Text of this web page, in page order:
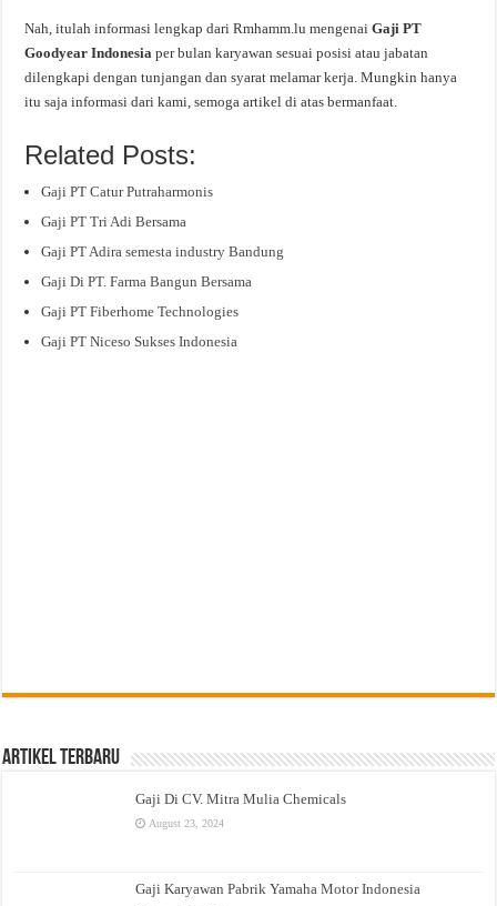
Nah, itulah informasi lengkap dari Rmhamm.lu mengenaiGaji PT
Goodyear Indonesiaper bulan karyawan sesuai posisi atau jabatan
dilengkapi dengan tunjangan dan syarat melamar kerja. Mungkin hanya
itu saja informasi dari kami, semoga artikel di atas bermanfaat.
Related Posts:
Gaji PT Catur Putraharmonis
Gaji PT Tri Adi Bersama
Gaji PT Adira semesta industry Bandung
Gaji Di PT. Farma Bangun Bersama
Gaji PT Fiberhome Technologies
Gaji PT Niceso Sukses Indonesia
Artikel Terbaru
Gaji Di CV. Mitra Mulia Chemicals
August 23, 2024
Gaji Karyawan Pabrik Yamaha Motor Indonesia